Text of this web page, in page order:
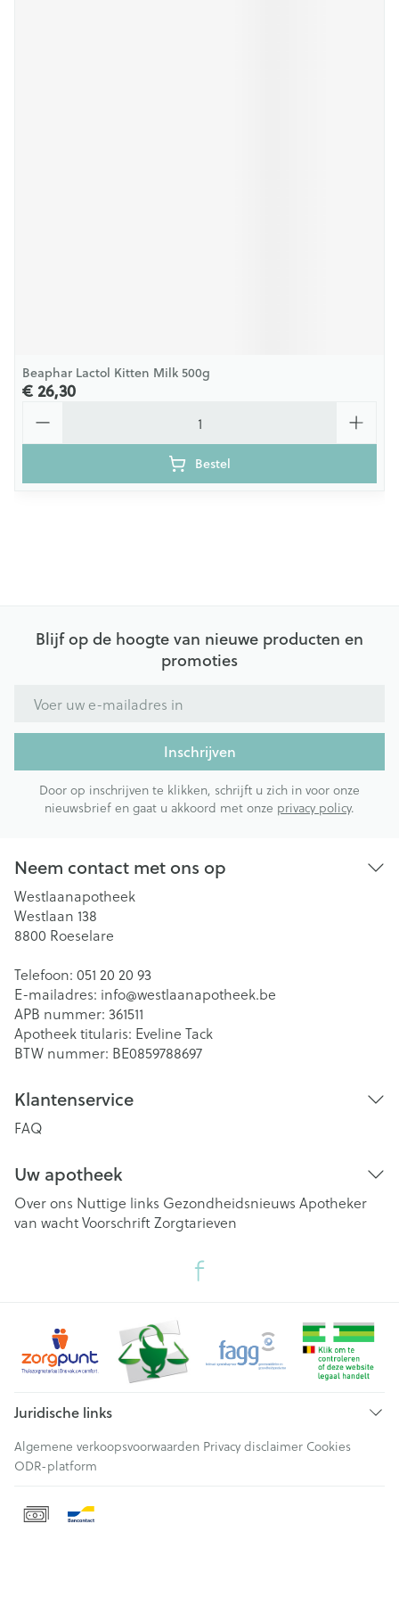
Beaphar Lactol Kitten Milk 500g
€ 26,30
Bestel
Blijf op de hoogte van nieuwe producten en
promoties
Inschrijven
Door op inschrijven te klikken, schrijft u zich in voor onze
nieuwsbrief en gaat u akkoord met onze privacy policy.
Neem contact met ons op
Westlaanapotheek
Westlaan 138
8800 Roeselare
Telefoon: 051 20 20 93
E-mailadres: info@westlaanapotheek.be
APB nummer: 361511
Apotheek titularis: Eveline Tack
BTW nummer: BE0859788697
Klantenservice
FAQ
Uw apotheek
Over ons Nuttige links Gezondheidsnieuws Apotheker
van wachtVoorschriftZorgtarieven
Juridische links
Algemene verkoopsvoorwaarden Privacy disclaimer Cookies
ODR-platform